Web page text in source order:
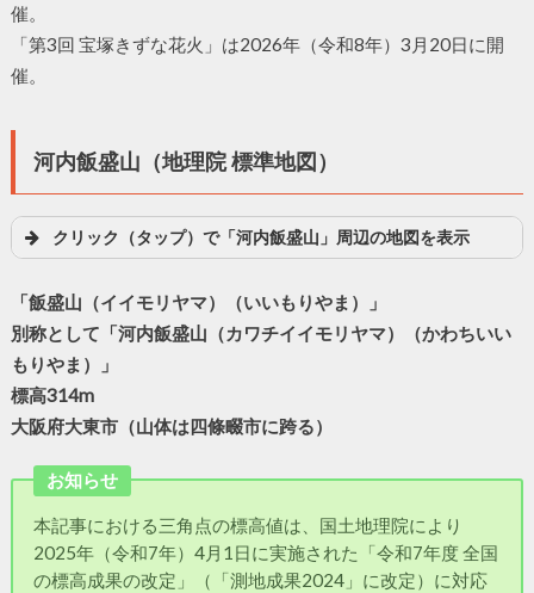
催。
「第3回 宝塚きずな花火」は2026年（令和8年）3月20日に開
催。
河内飯盛山（地理院 標準地図）
クリック（タップ）で「河内飯盛山」周辺の地図を表示
「飯盛山（イイモリヤマ）（いいもりやま）」
別称として「河内飯盛山（カワチイイモリヤマ）（かわちいい
もりやま）」
標高314m
大阪府大東市（山体は四條畷市に跨る）
お知らせ
本記事における三角点の標高値は、国土地理院により
2025年（令和7年）4月1日に実施された「令和7年度 全国
の標高成果の改定」（「測地成果2024」に改定）に対応